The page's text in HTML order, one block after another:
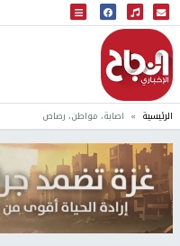
البث المباشر
إذاعة النجاح
الرئيسية اصابة، مواطن، رصاص